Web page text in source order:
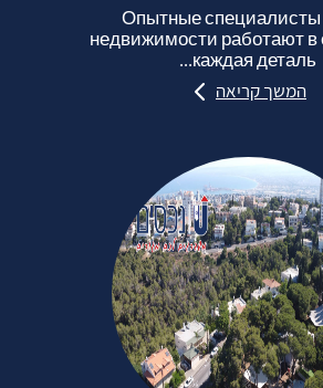
Опытные специалисты
недвижимости работают в
каждая деталь...
המשך קריאה